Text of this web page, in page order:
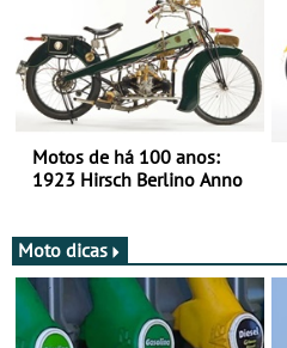
Motos de há 100 anos:
1923 Hirsch Berlino Anno
Moto dicas